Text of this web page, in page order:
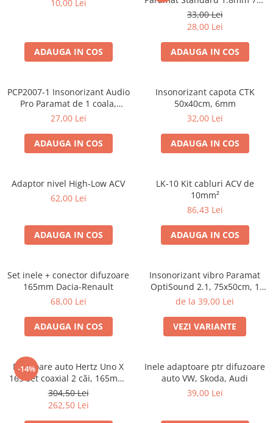
10,00 Lei
ADAUGA IN COS
50cm, 1 coala PCP1006-1
33,00 Lei
28,00 Lei
ADAUGA IN COS
PCP2007-1 Insonorizant Audio
Pro Paramat de 1 coala,
spuma de 6mm grosime,
27,00 Lei
ADAUGA IN COS
Insonorizant capota CTK
50x40cm, 6mm
32,00 Lei
ADAUGA IN COS
Adaptor nivel High-Low ACV
62,00 Lei
ADAUGA IN COS
LK-10 Kit cabluri ACV de
10mm²
86,43 Lei
ADAUGA IN COS
Set inele + conector difuzoare
165mm Dacia-Renault
68,00 Lei
ADAUGA IN COS
Insonorizant vibro Paramat
OptiSound 2.1, 75x50cm, 1
coala
de la 39,00 Lei
VEZI VARIANTE
-14%
Difuzoare auto Hertz Uno X
165 set coaxial 2 căi, 165mm,
55W RMS, 4Ω, set 2 difuzoare
304,50 Lei
262,50 Lei
Inele adaptoare ptr difuzoare
auto VW, Skoda, Audi
39,00 Lei